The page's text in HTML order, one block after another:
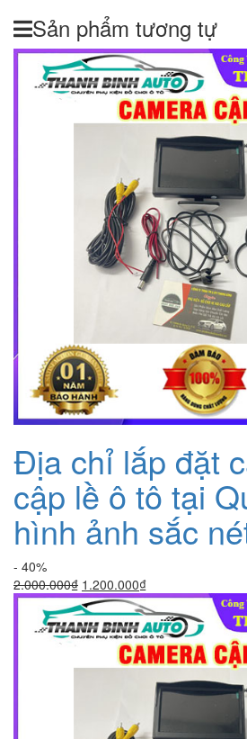
Sản phẩm tương tự
Địa chỉ lắp đặt
cập lề ô tô tại
hình ảnh sắc
- 40%
2.000.000₫ Giá
gốc
là:
2.000.000₫.
1.200.000₫Giá
hiện
tại
là:
1.200.000₫.